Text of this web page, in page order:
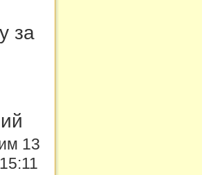
за
13